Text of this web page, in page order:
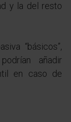
y la del resto
“básicos”,
añadir
en caso de